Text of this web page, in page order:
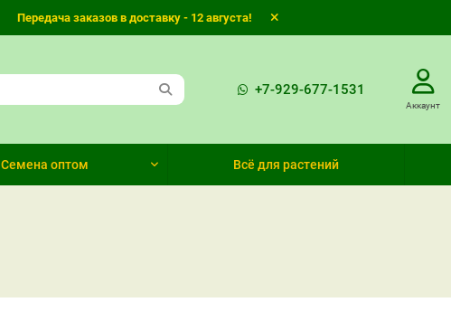
Передача заказов в доставку - 12 августа!
+7-929-677-1531
Аккаунт
Семена оптом Всё для растений